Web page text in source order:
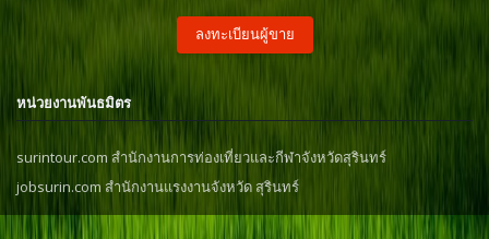
ลงทะเบียนผู้ขาย
หน่วยงานพันธมิตร
surintour.com สำนักงานการท่องเที่ยวและกีฬาจังหวัดสุรินทร์
jobsurin.com สำนักงานแรงงานจังหวัด สุรินทร์